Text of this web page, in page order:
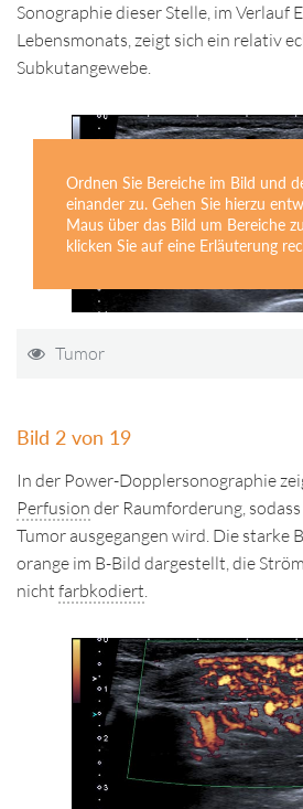
Disclaimer
Impressum
Kontakt
Deutsch
Sonographie dieser Stelle, im Verlauf
Lebensmonats, zeigt sich ein relativ
Subkutangewebe.
Ordnen Sie Bereiche im Bild und
einander zu. Gehen Sie hierzu
Maus über das Bild um Bereiche
klicken Sie auf eine Erläuterung
Tumor
Bild 2 von 19
In der Power-Dopplersonographie
Perfusion der Raumforderung,
Tumor ausgegangen wird. Die
orange im B-Bild dargestellt, die
nicht farbkodiert.